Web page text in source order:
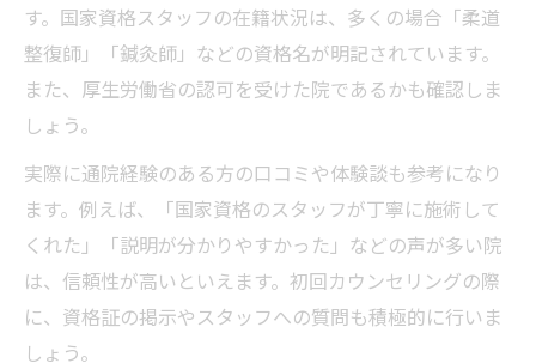
す。国家資格スタッフの在籍状況は、多くの場合「柔道
整復師」「鍼灸師」などの資格名が明記されています。
また、厚生労働省の認可を受けた院であるかも確認しま
しょう。
実際に通院経験のある方の口コミや体験談も参考になり
ます。例えば、「国家資格のスタッフが丁寧に施術して
くれた」「説明が分かりやすかった」などの声が多い院
は、信頼性が高いといえます。初回カウンセリングの際
に、資格証の掲示やスタッフへの質問も積極的に行いま
しょう。